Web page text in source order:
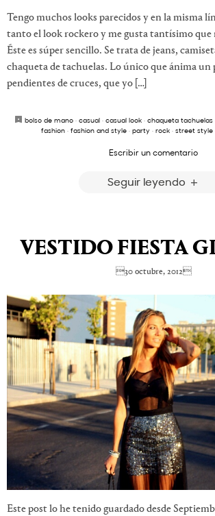
Tengo muchos looks parecidos y en la misma
tanto el look rockero y me gusta tantísimo que
Éste es súper sencillo. Se trata de jeans,
chaqueta de tachuelas. Lo único que ánima un
pendientes de cruces, que yo […]
bolso de mano· casual· casual look· chaqueta tachuelas
fashion· fashion and style· party· rock· street style
Escribir un comentario
Seguir leyendo
VESTIDO FIESTA
30 octubre, 2012
Este post lo he tenido guardado desde